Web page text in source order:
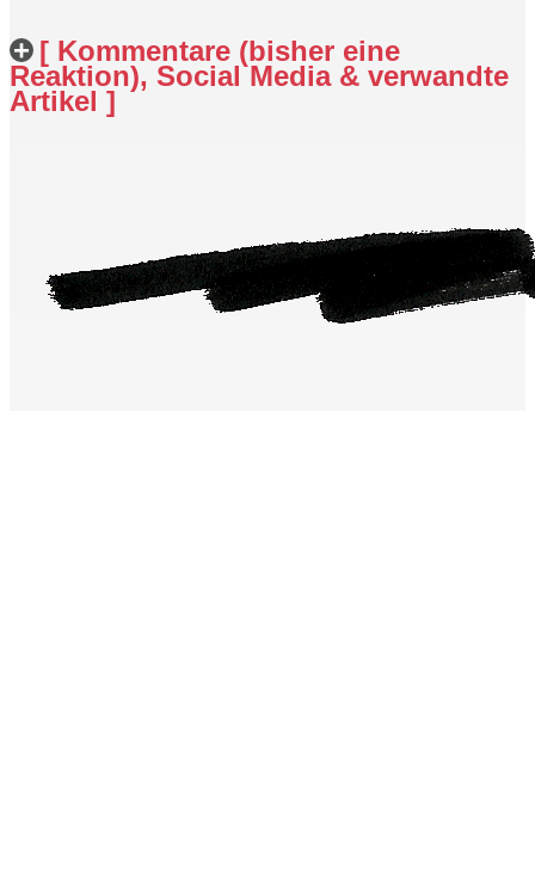
[ Kommentare (bisher eine
Reaktion), Social Media & verwandte
Artikel ]